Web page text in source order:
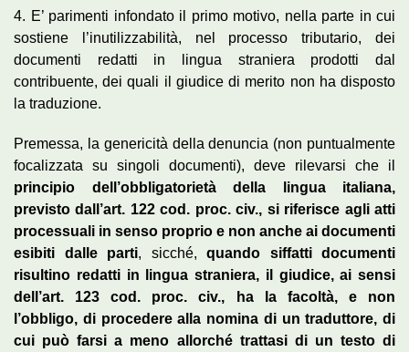
4. E’ parimenti infondato il primo motivo, nella parte in cui
sostiene l’inutilizzabilità, nel processo tributario, dei
documenti redatti in lingua straniera prodotti dal
contribuente, dei quali il giudice di merito non ha disposto
la traduzione.
Premessa, la genericità della denuncia (non puntualmente
focalizzata su singoli documenti), deve rilevarsi che il
principio dell’obbligatorietà della lingua italiana,
previsto dall’art. 122 cod. proc. civ., si riferisce agli atti
processuali in senso proprio e non anche ai documenti
esibiti dalle parti, sicché, quando siffatti documenti
risultino redatti in lingua straniera, il giudice, ai sensi
dell’art. 123 cod. proc. civ., ha la facoltà, e non
l’obbligo, di procedere alla nomina di un traduttore, di
cui può farsi a meno allorché trattasi di un testo di